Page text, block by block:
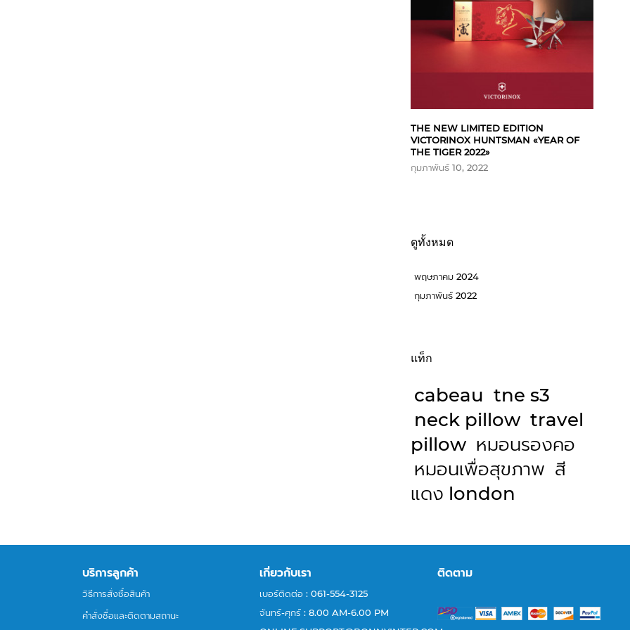
THE NEW LIMITED EDITION
VICTORINOX HUNTSMAN «YEAR OF
THE TIGER 2022»
กุมภาพันธ์ 10, 2022
ดูทั้งหมด
พฤษภาคม 2024
กุมภาพันธ์ 2022
แท็ก
cabeau tne s3
neck pillow travel
pillow หมอนรองคอ
หมอนเพื่อสุขภาพ สี
แดง london
บริการลูกค้า
วิธีการสั่งซื้อสินค้า
คำสั่งซื้อและติดตามสถานะ
เกี่ยวกับเรา
เบอร์ติดต่อ : 061-554-3125
จันทร์-ศุกร์ : 8.00 AM-6.00 PM
ติดตาม